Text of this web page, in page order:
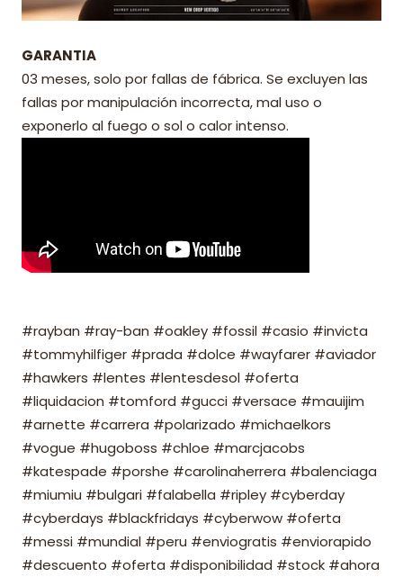
GARANTIA
03 meses, solo por fallas de fábrica. Se excluyen las
fallas por manipulación incorrecta, mal uso o
exponerlo al fuego o sol o calor intenso.
#rayban #ray-ban #oakley #fossil #casio #invicta
#tommyhilfiger #prada #dolce #wayfarer #aviador
#hawkers #lentes #lentesdesol #oferta
#liquidacion #tomford #gucci #versace #mauijim
#arnette #carrera #polarizado #michaelkors
#vogue #hugoboss #chloe #marcjacobs
#katespade #porshe #carolinaherrera #balenciaga
#miumiu #bulgari #falabella #ripley #cyberday
#cyberdays #blackfridays #cyberwow #oferta
#messi #mundial #peru #enviogratis #enviorapido
#descuento #oferta #disponibilidad #stock #ahora